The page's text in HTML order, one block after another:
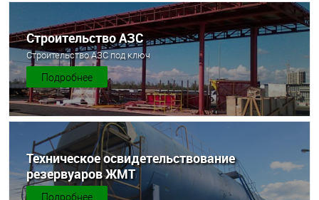
Строительство АЗС
Строительство АЗС под ключ
Подробнее
Техническое освидетельствование
резервуаров ЖМТ
Подробнее